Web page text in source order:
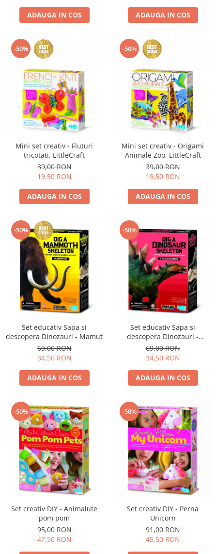
ADAUGA IN COS ADAUGA IN COS
-50%
Mini set creativ - Fluturi
tricotati, LittleCraft
39,00 RON
19,50 RON
ADAUGA IN COS
-50%
Mini set creativ - Origami
Animale Zoo, LittleCraft
39,00 RON
19,50 RON
ADAUGA IN COS
-50%
Set educativ Sapa si
descopera Dinozauri - Mamut
69,00 RON
34,50 RON
ADAUGA IN COS
-50%
Set educativ Sapa si
descopera Dinozauri -
Stegosaurus
69,00 RON
34,50 RON
ADAUGA IN COS
-50%
Set creativ DIY - Animalute
pom pom
95,00 RON
47,50 RON
-50%
Set creativ DIY - Perna
Unicorn
91,00 RON
45,50 RON